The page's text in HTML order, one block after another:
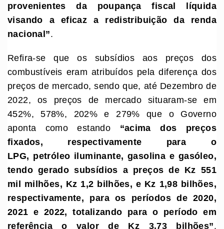
provenientes da poupança fiscal líquida
visando a eficaz a redistribuição da renda
nacional”.
Refira-se que os subsídios aos preços dos
combustíveis eram atribuídos pela diferença dos
preços de mercado, sendo que, até Dezembro de
2022, os preços de mercado situaram-se em
452%, 578%, 202% e 279% que o Governo
aponta como estando “acima dos preços
fixados, respectivamente para o
LPG, petróleo iluminante, gasolina e gasóleo,
tendo gerado subsídios a preços de Kz 551
mil milhões, Kz 1,2 bilhões, e Kz 1,98 bilhões,
respectivamente, para os períodos de 2020,
2021 e 2022, totalizando para o período em
referência o valor de Kz 3,73 bilhões”.